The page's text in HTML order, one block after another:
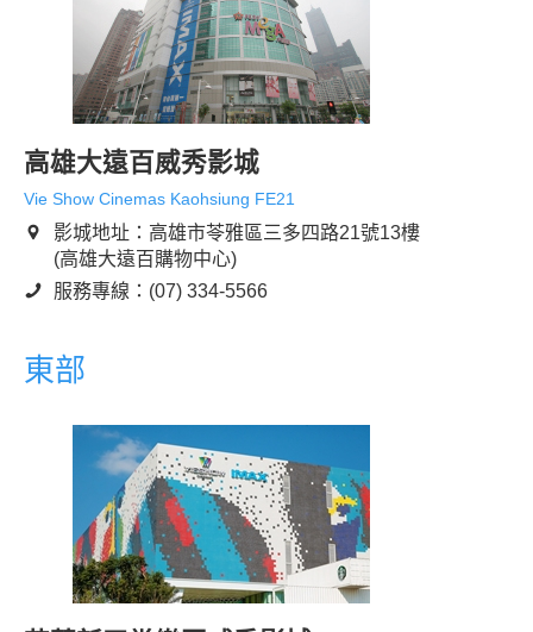
高雄大遠百威秀影城
Vie Show Cinemas Kaohsiung FE21
影城地址：高雄市苓雅區三多四路21號13樓
(高雄大遠百購物中心)
服務專線：(07) 334-5566
東部